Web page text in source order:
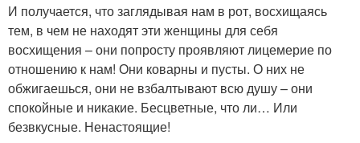
И получается, что заглядывая нам в рот, восхищаясь
тем, в чем не находят эти женщины для себя
восхищения – они попросту проявляют лицемерие по
отношению к нам! Они коварны и пусты. О них не
обжигаешься, они не взбалтывают всю душу – они
спокойные и никакие. Бесцветные, что ли… Или
безвкусные. Ненастоящие!